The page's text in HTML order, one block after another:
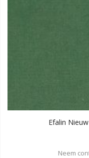
Efalin
Neem